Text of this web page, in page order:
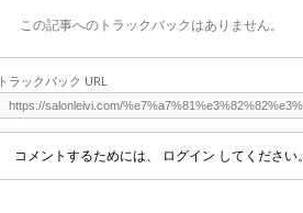
この記事へのトラックバックはありません。
トラックバック URL
コメントするためには、 ログイン してください。